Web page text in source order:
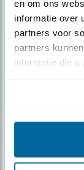
en om ons
informatie over
partners voor
partners
informatie die u